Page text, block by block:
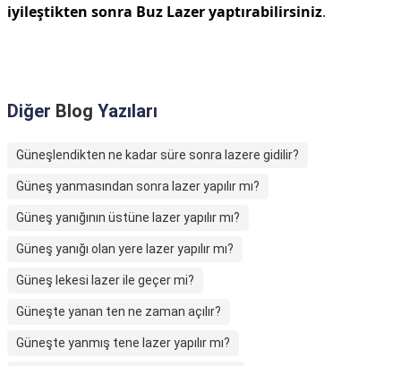
iyileştikten sonra Buz Lazer yaptırabilirsiniz.
Diğer Blog Yazıları
Güneşlendikten ne kadar süre sonra lazere gidilir?
Güneş yanmasından sonra lazer yapılır mı?
Güneş yanığının üstüne lazer yapılır mı?
Güneş yanığı olan yere lazer yapılır mı?
Güneş lekesi lazer ile geçer mi?
Güneşte yanan ten ne zaman açılır?
Güneşte yanmış tene lazer yapılır mı?